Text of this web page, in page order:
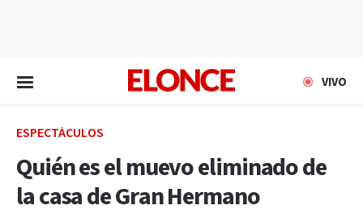
VIVO
ESPECTÁCULOS
Quién es el muevo eliminado de
la casa de Gran Hermano